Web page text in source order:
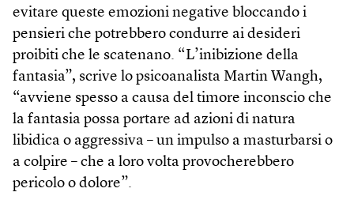
evitare queste emozioni negative bloccando i
pensieri che potrebbero condurre ai desideri
proibiti che le scatenano. “L’inibizione della
fantasia”, scrive lo psicoanalista Martin Wangh,
“avviene spesso a causa del timore inconscio che
la fantasia possa portare ad azioni di natura
libidica o aggressiva – un impulso a masturbarsi o
a colpire – che a loro volta provocherebbero
pericolo o dolore”.